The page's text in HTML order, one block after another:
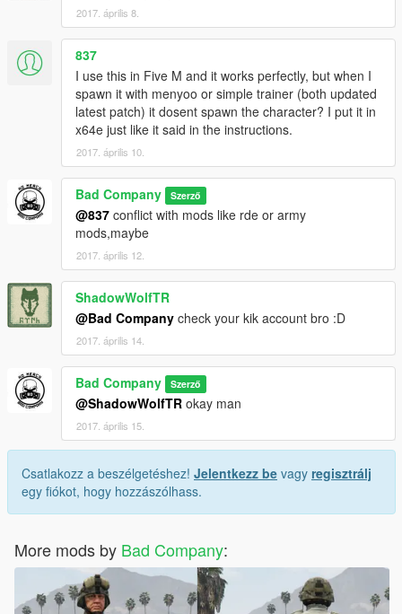
2017. április 8.
837
I use this in Five M and it works perfectly, but when I
spawn it with menyoo or simple trainer (both updated
latest patch) it dosent spawn the character? I put it in
x64e just like it said in the instructions.
2017. április 10.
Bad Company Szerző
@837 conflict with mods like rde or army
mods,maybe
2017. április 12.
ShadowWolfTR
@Bad Company check your kik account bro :D
2017. április 14.
Bad Company Szerző
@ShadowWolfTR okay man
2017. április 15.
Csatlakozz a beszélgetéshez! Jelentkezz be vagy regisztrálj
egy fiókot, hogy hozzászólhass.
More mods by Bad Company: